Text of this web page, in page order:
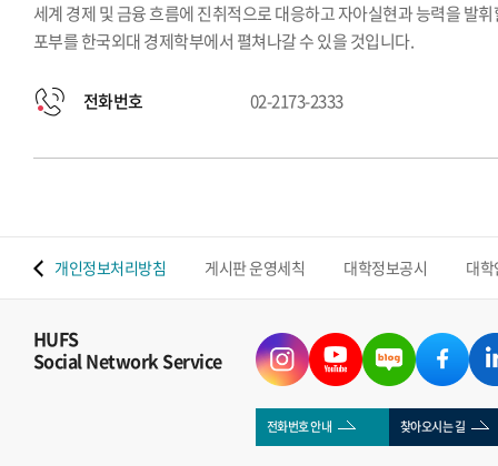
세계 경제 및 금융 흐름에 진취적으로 대응하고 자아실현과 능력을 발
포부를 한국외대 경제학부에서 펼쳐나갈 수 있을 것입니다.
전화번호 02-2173-2333
개인정보처리방침 게시판 운영세칙 대학정보공시 대
HUFS
Social Network Service
전화번호 안내 찾아오시는 길